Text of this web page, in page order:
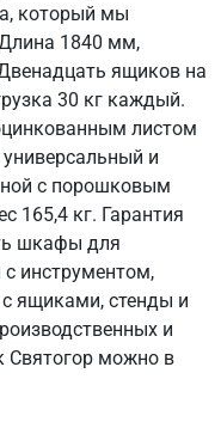
который мы
1840 мм,
ящиков на
30 кг каждый.
листом
и
с порошковым
165,4 кг. Гарантия
шкафы для
с инструментом,
ящиками, стенды и
и
Святогор можно в